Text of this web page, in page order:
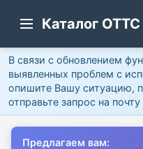
Каталог ОТТС
В связи с обновлением
выявленных проблем с
опишите Вашу ситуацию,
отправьте запрос на
Предлагаем вам: